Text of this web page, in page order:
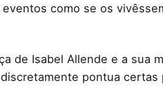
como se os
de Isabel Allende e a sua
pontua certas